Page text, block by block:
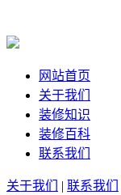
网站首页
关于我们
装修知识
装修百科
联系我们
关于我们 | 联系我们